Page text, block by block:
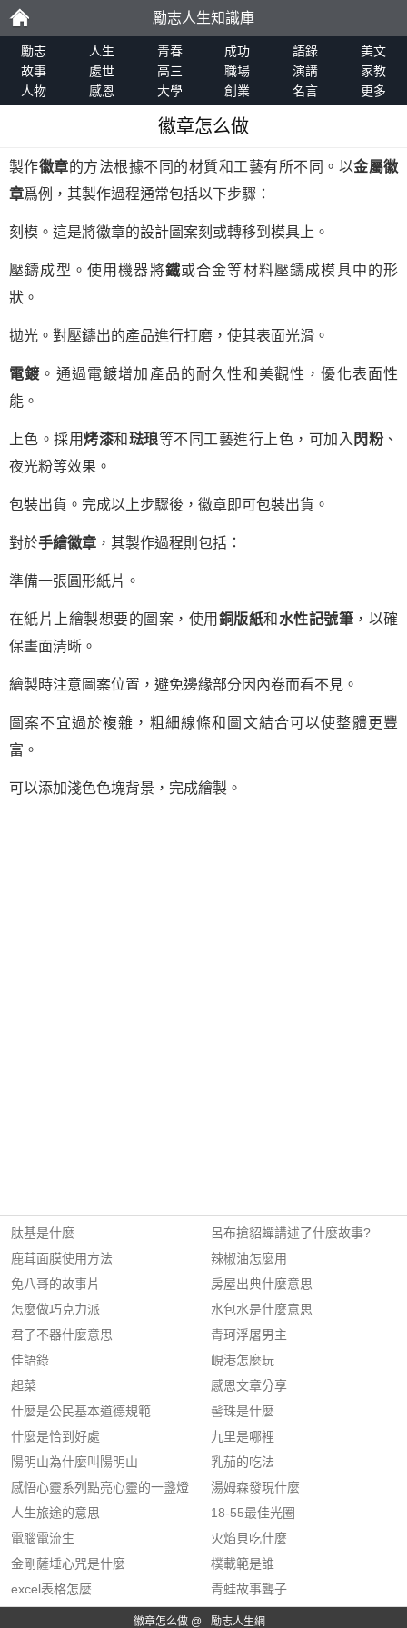
勵
志
勵志人生知識庫
勵志 人生 青春 成功 語錄
美文
故事
處世 高三 職場 演講
家教
人物
感恩 大學 創業 名言 更多
徽章怎么做
製作徽章的方法根據不同的材質和工藝有所不同。以金屬徽
章爲例，其製作過程通常包括以下步驟：
刻模。這是將徽章的設計圖案刻或轉移到模具上。
壓鑄成型。使用機器將鐵或合金等材料壓鑄成模具中的形
狀。
拋光。對壓鑄出的產品進行打磨，使其表面光滑。
電鍍 。通過電鍍增加產品的耐久性和美觀性，優化表面性
能。
上色。採用烤漆和琺琅等不同工藝進行上色，可加入 閃粉、
夜光粉等效果。
包裝出貨。完成以上步驟後，徽章即可包裝出貨。
對於手繪徽章 ，其製作過程則包括：
準備一張圓形紙片。
在紙片上繪製想要的圖案，使用 銅版紙和水性記號筆 ，以確
保畫面清晰。
繪製時注意圖案位置，避免邊緣部分因內卷而看不見。
圖案不宜過於複雜，粗細線條和圖文結合可以使整體更豐
富。
可以添加淺色色塊背景，完成繪製。
肽基是什麼
鹿茸面膜使用方法
免八哥的故事片
怎麼做巧克力派
君子不器什麼意思
佳語錄
起菜
什麼是公民基本道德規範
什麼是恰到好處
陽明山為什麼叫陽明山
感悟心靈系列點亮心靈的一盞燈
人生旅途的意思
電腦電流生
金剛薩埵心咒是什麼
excel表格怎麼
呂布搶貂蟬講述了什麼故事?
辣椒油怎麼用
房屋出典什麼意思
水包水是什麼意思
青珂浮屠男主
峴港怎麼玩
感恩文章分享
髻珠是什麼
九里是哪裡
乳茄的吃法
湯姆森發現什麼
18-55最佳光圈
火焰貝吃什麼
樸載範是誰
青蛙故事聾子
徽章怎么做 @ 勵志人生網